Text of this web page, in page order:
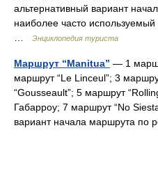
альтернативный вариант
наиболее часто
Энциклопедия туриста
Маршрут “Manitua” — 1
маршрут “Le Linceul”; 3
“Gousseault”; 5 маршрут
Габарроу; 7 маршрут “No
вариант начала маршрута